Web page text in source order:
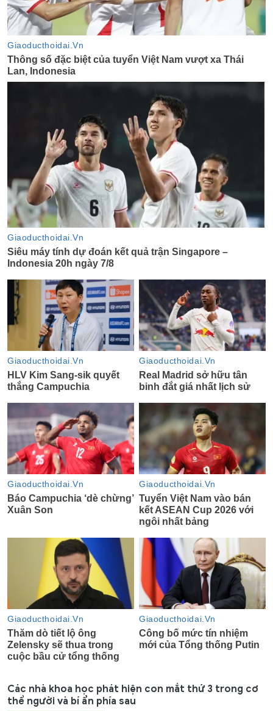
Các nhà khoa học phát hiện con mắt thứ 3 trong cơ
thể người và bí ẩn phía sau